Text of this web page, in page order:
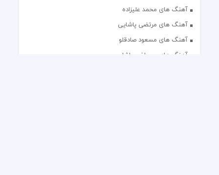
آهنگ های محمد علیزاده
آهنگ های مرتضی پاشایی
آهنگ های مسعود صادقلو
آهنگ های مصطفی پاشایی